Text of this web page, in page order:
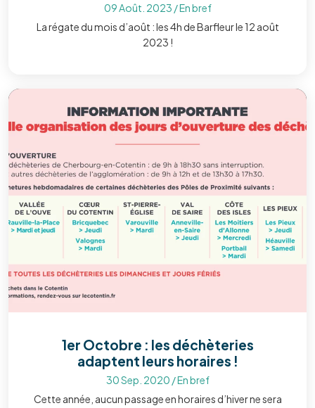
09 Août. 2023 /En bref
La régate du mois d’août : les 4h de Barfleur le 12 août
2023 !
1er Octobre : les déchèteries
adaptent leurs horaires !
30 Sep. 2020 /En bref
Cette année, aucun passage en horaires d’hiver ne sera